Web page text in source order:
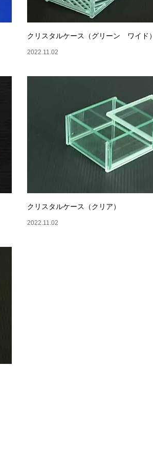
クリスタルケース（グリーン ワイド）
2022.11.02
クリスタルケース（クリア）
2022.11.02